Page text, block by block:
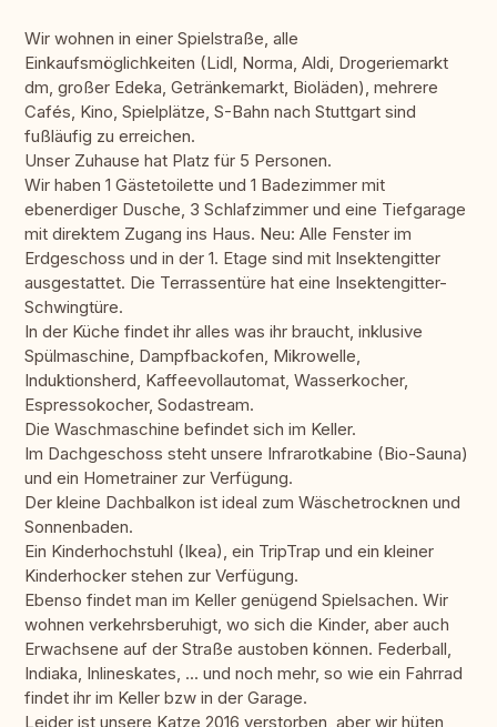
Wir wohnen in einer Spielstraße, alle
Einkaufsmöglichkeiten (Lidl, Norma, Aldi, Drogeriemarkt
dm, großer Edeka, Getränkemarkt, Bioläden), mehrere
Cafés, Kino, Spielplätze, S-Bahn nach Stuttgart sind
fußläufig zu erreichen.
Unser Zuhause hat Platz für 5 Personen.
Wir haben 1 Gästetoilette und 1 Badezimmer mit
ebenerdiger Dusche, 3 Schlafzimmer und eine Tiefgarage
mit direktem Zugang ins Haus. Neu: Alle Fenster im
Erdgeschoss und in der 1. Etage sind mit Insektengitter
ausgestattet. Die Terrassentüre hat eine Insektengitter-
Schwingtüre.
In der Küche findet ihr alles was ihr braucht, inklusive
Spülmaschine, Dampfbackofen, Mikrowelle,
Induktionsherd, Kaffeevollautomat, Wasserkocher,
Espressokocher, Sodastream.
Die Waschmaschine befindet sich im Keller.
Im Dachgeschoss steht unsere Infrarotkabine (Bio-Sauna)
und ein Hometrainer zur Verfügung.
Der kleine Dachbalkon ist ideal zum Wäschetrocknen und
Sonnenbaden.
Ein Kinderhochstuhl (Ikea), ein TripTrap und ein kleiner
Kinderhocker stehen zur Verfügung.
Ebenso findet man im Keller genügend Spielsachen. Wir
wohnen verkehrsberuhigt, wo sich die Kinder, aber auch
Erwachsene auf der Straße austoben können. Federball,
Indiaka, Inlineskates, ... und noch mehr, so wie ein Fahrrad
findet ihr im Keller bzw in der Garage.
Leider ist unsere Katze 2016 verstorben, aber wir hüten